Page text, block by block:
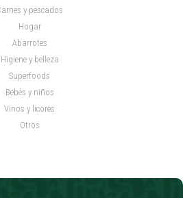
y pescados
Hogar
Abarrotes
Higiene y belleza
Superfoods
Bebés y niños
Vinos y licores
Otros